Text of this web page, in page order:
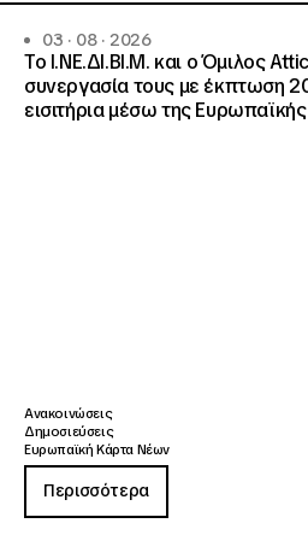
03 · 08 · 2026
Το Ι.ΝΕ.ΔΙ.ΒΙ.Μ. και o Όμιλος
συνεργασία τους με έκπτωση
εισιτήρια μέσω της
Ανακοινώσεις
Δημοσιεύσεις
Ευρωπαϊκή Κάρτα Νέων
Περισσότερα